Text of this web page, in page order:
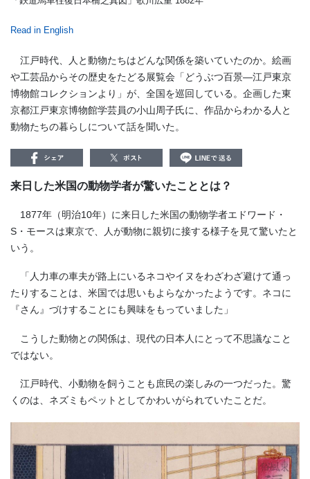
Read in English
江戸時代、人と動物たちはどんな関係を築いていたのか。絵画
や工芸品からその歴史をたどる展覧会「どうぶつ百景―江戸東京
博物館コレクションより」が、全国を巡回している。企画した東
京都江戸東京博物館学芸員の小山周子氏に、作品からわかる人と
動物たちの暮らしについて話を聞いた。
来日した米国の動物学者が驚いたこととは？
1877年（明治10年）に来日した米国の動物学者エドワード・
S・モースは東京で、人が動物に親切に接する様子を見て驚いたと
いう。
「人力車の車夫が路上にいるネコやイヌをわざわざ避けて通っ
たりすることは、米国では思いもよらなかったようです。ネコに
『さん』づけすることにも興味をもっていました」
こうした動物との関係は、現代の日本人にとって不思議なこと
ではない。
江戸時代、小動物を飼うことも庶民の楽しみの一つだった。驚
くのは、ネズミもペットとしてかわいがられていたことだ。